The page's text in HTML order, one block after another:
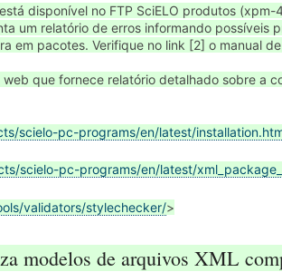
disponível no FTP SciELO produtos
um relatório de erros informando possíveis
em pacotes. Verifique no link [2] o manual
que fornece relatório detalhado sobre a
scielo-pc-programs/en/latest/
scielo-pc-programs/en/latest/
validators/stylechecker/>
modelos de arquivos XML